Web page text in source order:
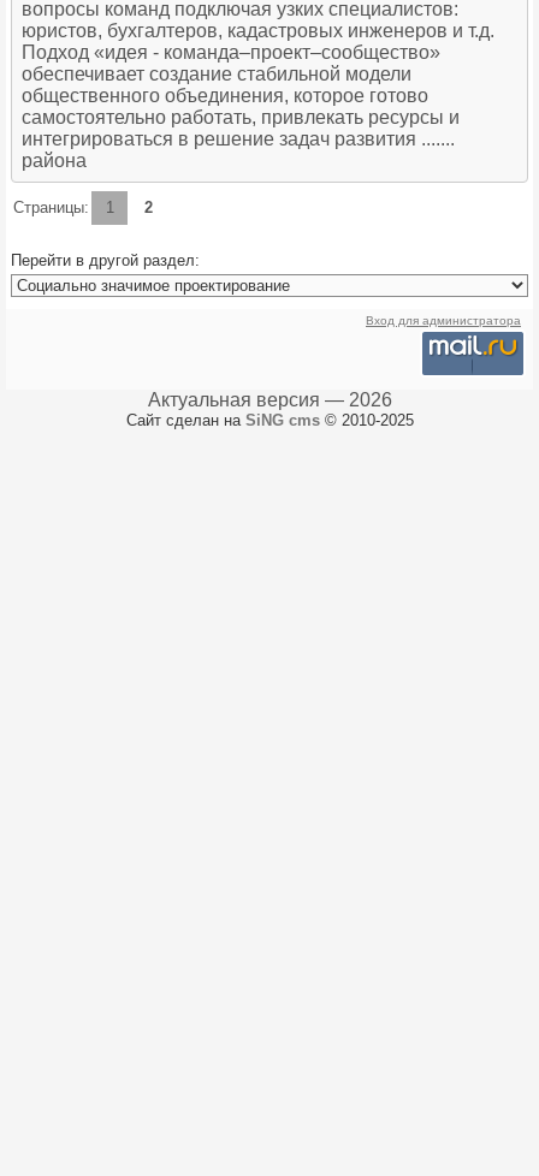
вопросы команд подключая узких специалистов:
юристов, бухгалтеров, кадастровых инженеров и т.д.
Подход «идея - команда–проект–сообщество»
обеспечивает создание стабильной модели
общественного объединения, которое готово
самостоятельно работать, привлекать ресурсы и
интегрироваться в решение задач развития .......
района
Страницы: 1 2
Перейти в другой раздел:
Вход для администратора
Актуальная версия — 2026
Сайт сделан на SiNG cms© 2010-2025